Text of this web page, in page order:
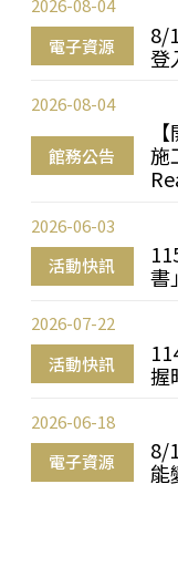
電子資源
8/
登
2026-08-04
館務公告
施
2026-08-04
活動快訊
書
2026-06-03
活動快訊
握
2026-07-22
電子資源
8/
能
2026-06-18